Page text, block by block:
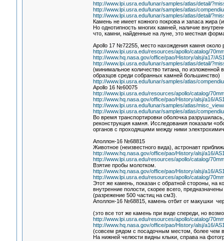
http://www.lpi.usra.edu/lunar/samples/atlas/detail/
http://www.lpi.usra.edu/lunar/samples/atlas/
http://www.lpi.usra.edu/lunar/samples/atlas/detail/
Камень не имеет кожного покрова и запаса жира
Но однотипность многих камней, наличие
что, камни, найденные на луне, это местная
Apollo 17 №72255, место нахождения камня около
http://www.lpi.usra.edu/resources/apollo/catalog/
http://www.hq.nasa.gov/office/pao/History/alsj/a17/
http://www.lpi.usra.edu/lunar/samples/atlas/detail/
(минимальное количество титана, по изложенной
образцов среди собранных камней большинство)
http://www.lpi.usra.edu/lunar/samples/atlas/
Apollo 16 №60075
http://www.lpi.usra.edu/resources/apollo/catalog/
http://www.hq.nasa.gov/office/pao/History/alsj/a16/
http://www.lpi.usra.edu/lunar/samples/atlas/
http://www.lpi.usra.edu/lunar/samples/atlas/
Во время транспортировки оболочка
реконструкция камня. Исследования показали
органов с проходящими между ними
Аполлон-16 №68815
Животное (неизвестного вида), астронавт
http://www.hq.nasa.gov/office/pao/History/alsj/a16/
http://www.lpi.usra.edu/resources/apollo/catalog/
Взятие пробы молотком.
http://www.hq.nasa.gov/office/pao/History/alsj/a16/
http://www.lpi.usra.edu/resources/apollo/catalog/
Этот же камень, показан с обратной стороны, на
внутренние полости, скорее всего,
(разрежение 500 частиц на см3).
Аполлон-16 №68815, камень отбит от макушки
(это все тот же камень при виде спереди, но
http://www.lpi.usra.edu/resources/apollo/catalog/
http://www.hq.nasa.gov/office/pao/History/alsj/a16/
(совсем рядом с посадочным местом, более чем
На нижней челюсти видны клыки, справа на